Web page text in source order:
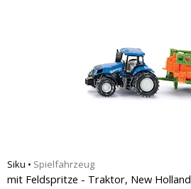
Siku • Spielfahrzeug
mit Feldspritze - Traktor, New Holland